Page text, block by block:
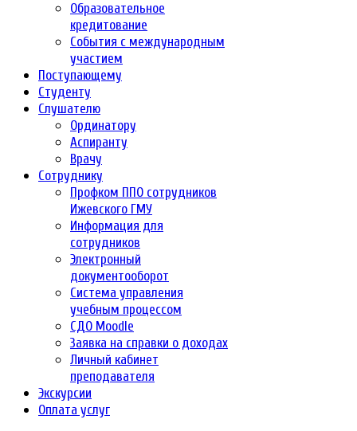
Образовательное
кредитование
События с международным
участием
Поступающему
Студенту
Слушателю
Ординатору
Аспиранту
Врачу
Сотруднику
Профком ППО сотрудников
Ижевского ГМУ
Информация для
сотрудников
Электронный
документооборот
Система управления
учебным процессом
СДО Moodle
Заявка на справки о доходах
Личный кабинет
преподавателя
Экскурсии
Оплата услуг